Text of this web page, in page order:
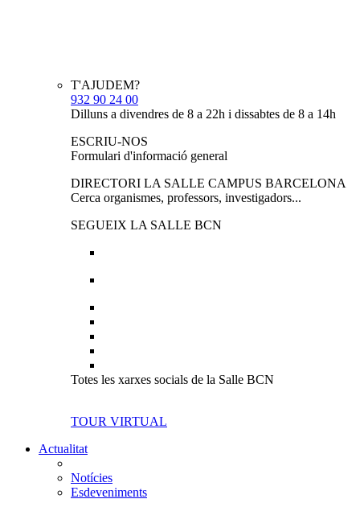
T'AJUDEM?
932 90 24 00
Dilluns a divendres de 8 a 22h i dissabtes de 8 a 14h
ESCRIU-NOS
Formulari d'informació general
DIRECTORI LA SALLE CAMPUS BARCELONA
Cerca organismes, professors, investigadors...
SEGUEIX LA SALLE BCN
Totes les xarxes socials de la Salle BCN
TOUR VIRTUAL
Actualitat
Notícies
Esdeveniments